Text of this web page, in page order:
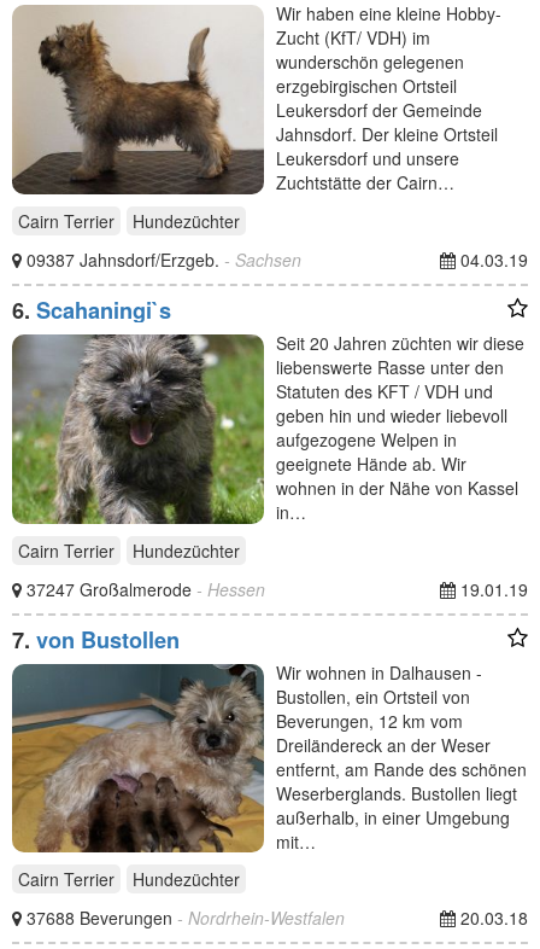
Wir haben eine kleine Hobby-
Zucht (KfT/ VDH) im
wunderschön gelegenen
erzgebirgischen Ortsteil
Leukersdorf der Gemeinde
Jahnsdorf. Der kleine Ortsteil
Leukersdorf und unsere
Zuchtstätte der Cairn…
Cairn Terrier
Hundezüchter
09387 Jahnsdorf/Erzgeb. - Sachsen 04.03.19
6. Scahaningi`s
Seit 20 Jahren züchten wir diese
liebenswerte Rasse unter den
Statuten des KFT / VDH und
geben hin und wieder liebevoll
aufgezogene Welpen in
geeignete Hände ab. Wir
wohnen in der Nähe von Kassel
in…
Cairn Terrier
Hundezüchter
37247 Großalmerode - Hessen 19.01.19
7. von Bustollen
Wir wohnen in Dalhausen -
Bustollen, ein Ortsteil von
Beverungen, 12 km vom
Dreiländereck an der Weser
entfernt, am Rande des schönen
Weserberglands. Bustollen liegt
außerhalb, in einer Umgebung
mit…
Cairn Terrier
Hundezüchter
37688 Beverungen - Nordrhein-Westfalen 20.03.18